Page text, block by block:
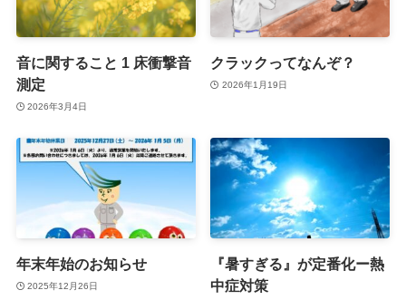
音に関すること 1 床衝撃音
測定
2026年3月4日
クラックってなんぞ？
2026年1月19日
年末年始のお知らせ
2025年12月26日
『暑すぎる』が定番化ー熱
中症対策